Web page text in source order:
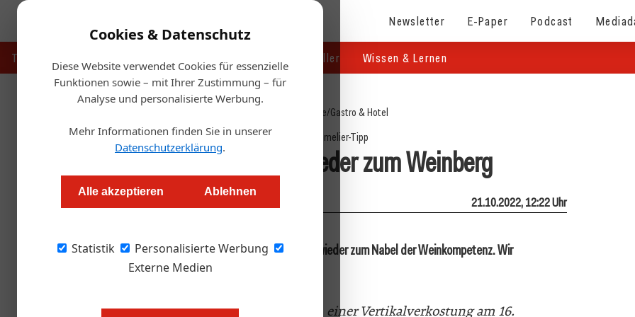
Cookies & Datenschutz
Diese Website verwendet Cookies für essenzielle
Funktionen sowie – mit Ihrer Zustimmung – für
Analyse und personalisierte Werbung.
Mehr Informationen finden Sie in unserer
Datenschutzerklärung.
Alle akzeptieren Ablehnen
Statistik
Personalisierte Werbung
Externe Medien
Newsletter E-Paper Podcast
Touristik Handel & Hersteller Wissen & Lernen
Startseite/Gastro & Hotel
Sommelier-Tipp
Arlberg wird wieder zum Weinberg
Alexander Grübling 21.10.2022, 12:22 Uhr
Von 8. bis 18. Dezember 2022 wird der Arlberg wieder zum Nabel der Weinkompetenz. Wir
präsentieren das Programm.
Bild oben: Dorli Muhr präsentiert in einer Vertikalverkostung am 16.